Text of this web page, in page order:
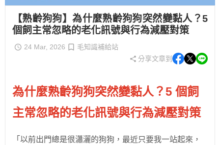
【熟齡狗狗】為什麼熟齡狗狗突然變黏人？5
個飼主常忽略的老化訊號與行為減壓對策
24 Mar, 2026
毛知識補給站
分享文章到
為什麼熟齡狗狗突然變黏人？5 個飼
主常忽略的老化訊號與行為減壓對策
「以前出門總是很瀟灑的狗狗，最近只要我一站起來，